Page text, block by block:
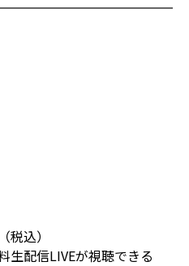
込）
配信LIVEが視聴できる